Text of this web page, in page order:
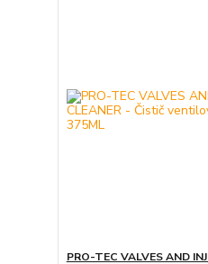
PRO-TEC VALVES AND